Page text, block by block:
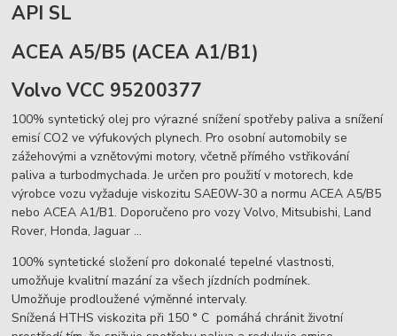
API SL
ACEA A5/B5 (ACEA A1/B1)
Volvo VCC 95200377
100% syntetický olej pro výrazné snížení spotřeby paliva a snížení
emisí CO2 ve výfukových plynech. Pro osobní automobily se
zážehovými a vznětovými motory, včetně přímého vstřikování
paliva a turbodmychada. Je určen pro použití v motorech, kde
výrobce vozu vyžaduje viskozitu SAE0W-30 a normu ACEA A5/B5
nebo ACEA A1/B1. Doporučeno pro vozy Volvo, Mitsubishi, Land
Rover, Honda, Jaguar ...
100% syntetické složení pro dokonalé tepelné vlastnosti,
umožňuje kvalitní mazání za všech jízdních podmínek.
Umožňuje prodloužené výměnné intervaly.
Snížená HTHS viskozita při 150 ° C pomáhá chránit životní